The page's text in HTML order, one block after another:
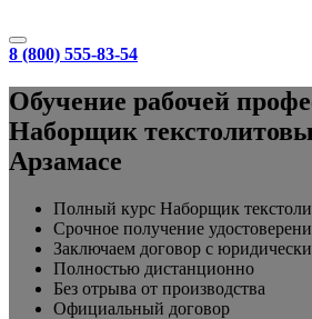
8 (800) 555-83-54
Обучение рабочей
Наборщик
Арзамасе
Полный курс Наборщик
Срочное получение
Заключаем договор с
Полностью дистанционно
Без отрыва от производства
Официальный договор